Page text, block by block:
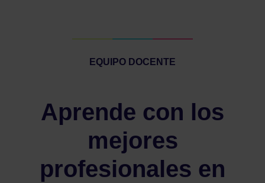
EQUIPO DOCENTE
Aprende con los
mejores
profesionales en